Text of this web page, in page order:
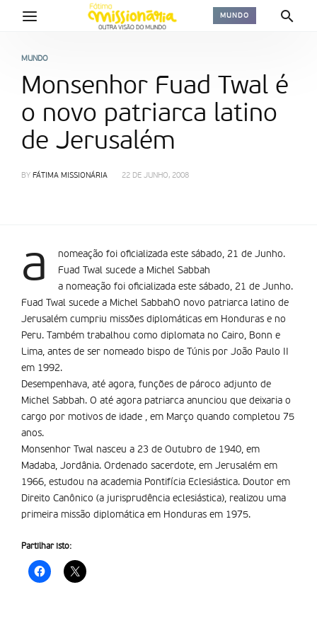
MUNDO
MUNDO
Monsenhor Fuad Twal é
o novo patriarca latino
de Jerusalém
BY FÁTIMA MISSIONÁRIA 22 DE JUNHO, 2008
a
nomeação foi oficializada este sábado, 21 de Junho.
Fuad Twal sucede a Michel Sabbah
a nomeação foi oficializada este sábado, 21 de Junho.
Fuad Twal sucede a Michel SabbahO novo patriarca latino de
Jerusalém cumpriu missões diplomáticas em Honduras e no
Peru. Também trabalhou como diplomata no Cairo, Bonn e
Lima, antes de ser nomeado bispo de Túnis por João Paulo II
em 1992.
Desempenhava, até agora, funções de pároco adjunto de
Michel Sabbah. O até agora patriarca anunciou que deixaria o
cargo por motivos de idade , em Março quando completou 75
anos.
Monsenhor Twal nasceu a 23 de Outubro de 1940, em
Madaba, Jordânia. Ordenado sacerdote, em Jerusalém em
1966, estudou na academia Pontifícia Eclesiástica. Doutor em
Direito Canônico (a jurisprudência eclesiástica), realizou uma
primeira missão diplomática em Honduras em 1975.
Partilhar isto: